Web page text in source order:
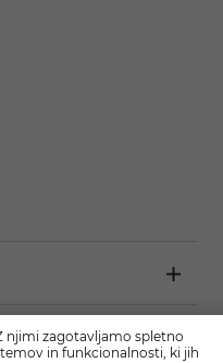
njimi zagotavljamo spletno
in funkcionalnosti, ki jih